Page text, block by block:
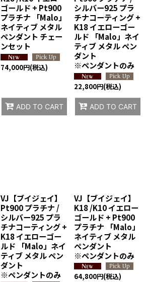
ゴールド + Pt900
プラチナ 「Malo」
ネイティブ メタル
ペンダント チェー
ンセット
74,000円(税込)
ADD TO CART
シルバー925 プラ
チナコーティング +
K18 イエローゴー
ルド 「Malo」ネイ
ティブ メタル ペン
ダント
※ペンダントのみ
22,800円(税込)
ADD TO CART
VJ【ブイジェイ】
Pt900 プラチナ /
シルバー925 プラ
チナコーティング +
K18 イエローゴー
ルド 「Malo」ネイ
ティブ メタル ペン
ダント
※ペンダントのみ
VJ【ブイジェイ】
K18 /K10 イエロー
ゴールド + Pt900
プラチナ 「Malo」
ネイティブ メタル
ペンダント
※ペンダントのみ
64,800円(税込)